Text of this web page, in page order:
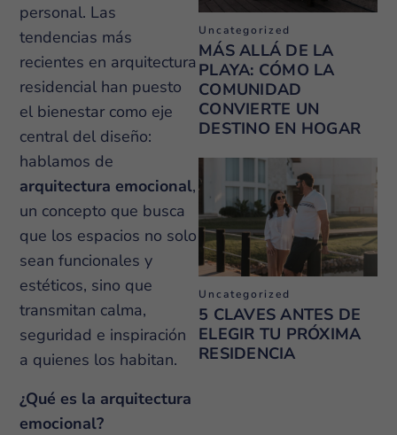
personal. Las
tendencias más
recientes en arquitectura
residencial han puesto
el bienestar como eje
central del diseño:
hablamos de
arquitectura emocional,
un concepto que busca
que los espacios no solo
sean funcionales y
estéticos, sino que
transmitan calma,
seguridad e inspiración
a quienes los habitan.
¿Qué es la arquitectura
emocional?
Uncategorized
MÁS ALLÁ DE LA
PLAYA: CÓMO LA
COMUNIDAD
CONVIERTE UN
DESTINO EN HOGAR
Uncategorized
5 CLAVES ANTES DE
ELEGIR TU PRÓXIMA
RESIDENCIA